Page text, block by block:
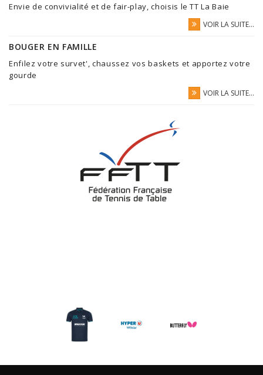
Envie de convivialité et de fair-play, choisis le TT La Baie
VOIR LA SUITE...
BOUGER EN FAMILLE
Enfilez votre survet', chaussez vos baskets et apportez votre
gourde
VOIR LA SUITE...